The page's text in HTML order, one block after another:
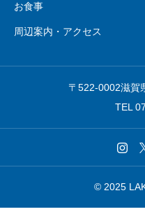
お食事
周辺案内・アクセス
〒522-0002滋賀
TEL
©︎ 2025